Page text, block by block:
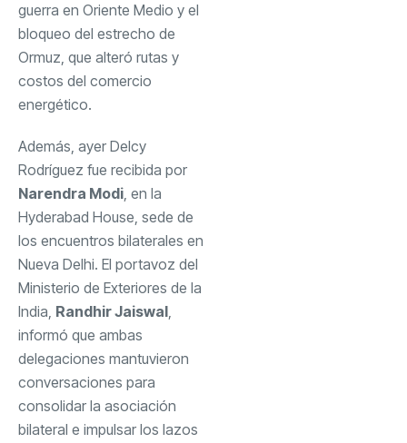
guerra en Oriente Medio y el
bloqueo del estrecho de
Ormuz, que alteró rutas y
costos del comercio
energético.
Además, ayer Delcy
Rodríguez fue recibida por
Narendra Modi, en la
Hyderabad House, sede de
los encuentros bilaterales en
Nueva Delhi. El portavoz del
Ministerio de Exteriores de la
India, Randhir Jaiswal,
informó que ambas
delegaciones mantuvieron
conversaciones para
consolidar la asociación
bilateral e impulsar los lazos